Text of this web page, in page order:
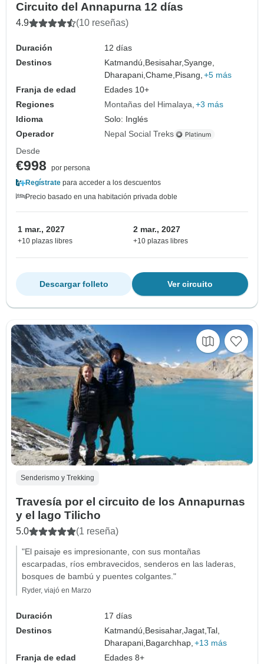
Circuito del Annapurna 12 días
4.9 (10 reseñas)
Duración
12 días
Destinos
Katmandú,Besisahar,Syange,
Dharapani,Chame,Pisang, +5 más
Franja de edad
Edades 10+
Regiones
Montañas del Himalaya +3 más
Idioma
Solo: Inglés
Operador
Nepal Social Treks
Desde
€998
por persona
Regístrate para acceder a los descuentos
Precio basado en una habitación privada doble
1 mar., 2027
+10 plazas libres
2 mar., 2027
+10 plazas libres
Ver circuito
Descargar folleto
Senderismo y Trekking
Travesía por el circuito de los Annapurnas
y el lago Tilicho
5.0 (1 reseña)
"El paisaje es impresionante, con sus montañas
escarpadas, ríos embravecidos, senderos en las laderas,
bosques de bambú y puentes colgantes."
Ryder, viajó en Marzo
Duración
17 días
Destinos
Katmandú,Besisahar,Jagat,Tal,
Dharapani,Bagarchhap, +13 más
Franja de edad
Edades 8+